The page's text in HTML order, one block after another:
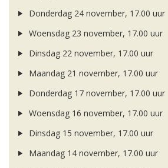
Donderdag 24 november, 17.00 uur
Woensdag 23 november, 17.00 uur
Dinsdag 22 november, 17.00 uur
Maandag 21 november, 17.00 uur
Donderdag 17 november, 17.00 uur
Woensdag 16 november, 17.00 uur
Dinsdag 15 november, 17.00 uur
Maandag 14 november, 17.00 uur